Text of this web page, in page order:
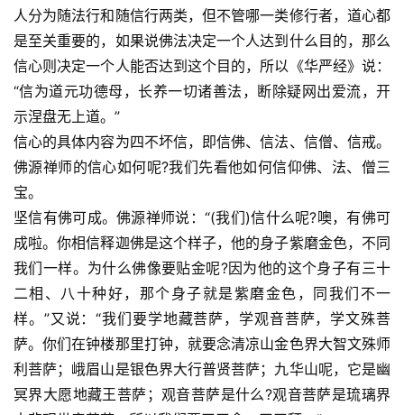
人分为随法行和随信行两类，但不管哪一类修行者，道心都
是至关重要的，如果说佛法决定一个人达到什么目的，那么
信心则决定一个人能否达到这个目的，所以《华严经》说：
“信为道元功德母，长养一切诸善法，断除疑网出爱流，开
示涅盘无上道。”
信心的具体内容为四不坏信，即信佛、信法、信僧、信戒。
佛源禅师的信心如何呢?我们先看他如何信仰佛、法、僧三
宝。
坚信有佛可成。佛源禅师说：“(我们)信什么呢?噢，有佛可
成啦。你相信释迦佛是这个样子，他的身子紫磨金色，不同
我们一样。为什么佛像要贴金呢?因为他的这个身子有三十
二相、八十种好，那个身子就是紫磨金色，同我们不一
样。”又说：“我们要学地藏菩萨，学观音菩萨，学文殊菩
萨。你们在钟楼那里打钟，就要念清凉山金色界大智文殊师
利菩萨；峨眉山是银色界大行普贤菩萨；九华山呢，它是幽
冥界大愿地藏王菩萨；观音菩萨是什么?观音菩萨是琉璃界